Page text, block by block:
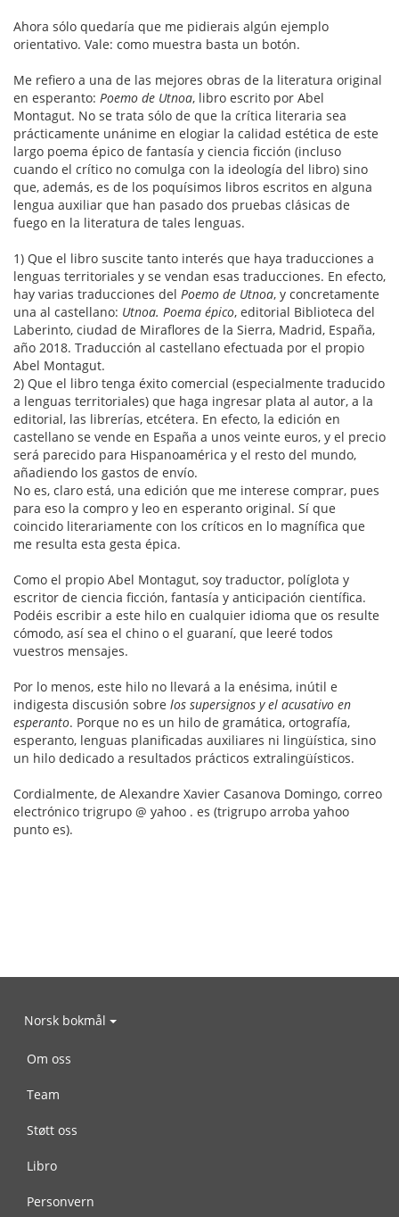
Ahora sólo quedaría que me pidierais algún ejemplo
orientativo. Vale: como muestra basta un botón.
Me refiero a una de las mejores obras de la literatura original
en esperanto: Poemo de Utnoa, libro escrito por Abel
Montagut. No se trata sólo de que la crítica literaria sea
prácticamente unánime en elogiar la calidad estética de este
largo poema épico de fantasía y ciencia ficción (incluso
cuando el crítico no comulga con la ideología del libro) sino
que, además, es de los poquísimos libros escritos en alguna
lengua auxiliar que han pasado dos pruebas clásicas de
fuego en la literatura de tales lenguas.
1) Que el libro suscite tanto interés que haya traducciones a
lenguas territoriales y se vendan esas traducciones. En efecto,
hay varias traducciones del Poemo de Utnoa, y concretamente
una al castellano: Utnoa. Poema épico, editorial Biblioteca del
Laberinto, ciudad de Miraflores de la Sierra, Madrid, España,
año 2018. Traducción al castellano efectuada por el propio
Abel Montagut.
2) Que el libro tenga éxito comercial (especialmente traducido
a lenguas territoriales) que haga ingresar plata al autor, a la
editorial, las librerías, etcétera. En efecto, la edición en
castellano se vende en España a unos veinte euros, y el precio
será parecido para Hispanoamérica y el resto del mundo,
añadiendo los gastos de envío.
No es, claro está, una edición que me interese comprar, pues
para eso la compro y leo en esperanto original. Sí que
coincido literariamente con los críticos en lo magnífica que
me resulta esta gesta épica.
Como el propio Abel Montagut, soy traductor, políglota y
escritor de ciencia ficción, fantasía y anticipación científica.
Podéis escribir a este hilo en cualquier idioma que os resulte
cómodo, así sea el chino o el guaraní, que leeré todos
vuestros mensajes.
Por lo menos, este hilo no llevará a la enésima, inútil e
indigesta discusión sobre los supersignos y el acusativo en
esperanto. Porque no es un hilo de gramática, ortografía,
esperanto, lenguas planificadas auxiliares ni lingüística, sino
un hilo dedicado a resultados prácticos extralingüísticos.
Cordialmente, de Alexandre Xavier Casanova Domingo, correo
electrónico trigrupo @ yahoo . es (trigrupo arroba yahoo
punto es).
Norsk bokmål
Om oss
Team
Støtt oss
Libro
Personvern